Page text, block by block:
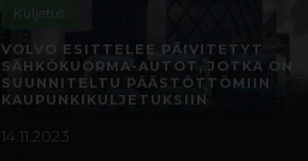
Kuljetus
VOLVO ESITTELEE PÄIVITETYT
SÄHKÖKUORMA-AUTOT, JOTKA ON
SUUNNITELTU PÄÄSTÖTTÖMIIN
KAUPUNKIKULJETUKSIIN
14.11.2023